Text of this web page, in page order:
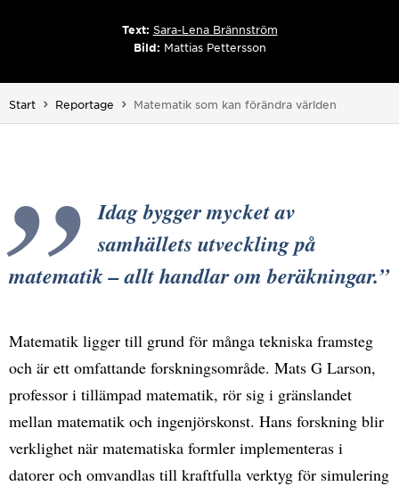
Text: Sara-Lena Brännström
Bild: Mattias Pettersson
Start Reportage Du är här:
Matematik som kan förändra världen
Idag bygger mycket av
samhällets utveckling på
matematik – allt handlar om beräkningar.
Matematik ligger till grund för många tekniska framsteg
och är ett omfattande forskningsområde. Mats G Larson,
professor i tillämpad matematik, rör sig i gränslandet
mellan matematik och ingenjörskonst. Hans forskning blir
verklighet när matematiska formler implementeras i
datorer och omvandlas till kraftfulla verktyg för simulering